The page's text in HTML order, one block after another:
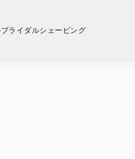
ブライダルシェービング